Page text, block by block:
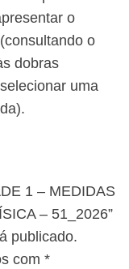
o
consultando o
dobras
uma
).
1 – MEDIDAS
– 51_2026”
publicado.
com *